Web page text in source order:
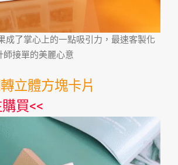
成了掌心上的一點吸引力，最速客製化
師接單的美麗心意
立體方塊卡片
買<<